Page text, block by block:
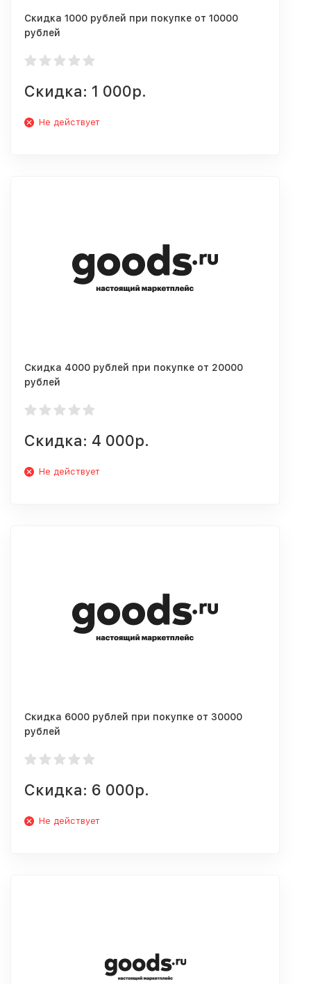
Скидка 1000 рублей при покупке от 10000
рублей
Скидка: 1 000р.
Не действует
Скидка 4000 рублей при покупке от 20000
рублей
Скидка: 4 000р.
Не действует
Скидка 6000 рублей при покупке от 30000
рублей
Скидка: 6 000р.
Не действует